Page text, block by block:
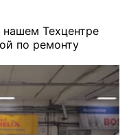
Техцентре
по ремонту